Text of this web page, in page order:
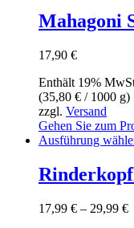
Mahagoni
17,90 €
Enthält 19%
(35,80 € / 1000 g)
zzgl. Versand
Gehen Sie zum
Ausführung
17,99 € – 29,99 €